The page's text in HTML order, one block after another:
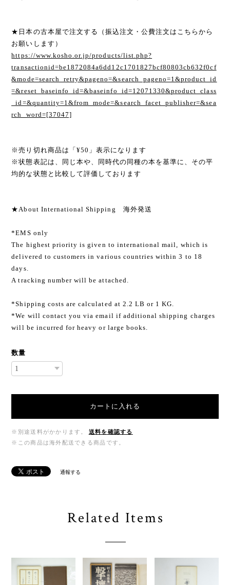
★日本の古本屋で注文する（振込注文・公費注文はこちらから
お願いします）
https://www.kosho.or.jp/products/list.php?
transactionid=be1872084a6dd12c1701827bcf80803cb632f0cf
&mode=search_retry&pageno=&search_pageno=1&product_id
=&reset_baseinfo_id=&baseinfo_id=12071330&product_class
_id=&quantity=1&from_mode=&search_facet_publisher=&sea
rch_word=[37047]
※売り切れ商品は「¥50」表示になります
※状態表記は、同じ本や、同時代の同種の本を基準に、その平
均的な状態と比較して評価しております
★About International Shipping 海外発送
*EMS only
The highest priority is given to international mail, which is
delivered to customers in various countries within 3 to 18
days.
A tracking number will be attached.
*Shipping costs are calculated at 2.2 LB or 1 KG.
*We will contact you via email if additional shipping charges
will be incurred for heavy or large books.
数量
カートに入れる
※別途送料がかかります。
送料を確認する
※この商品は海外配送できる商品です。
通報する
Related Items